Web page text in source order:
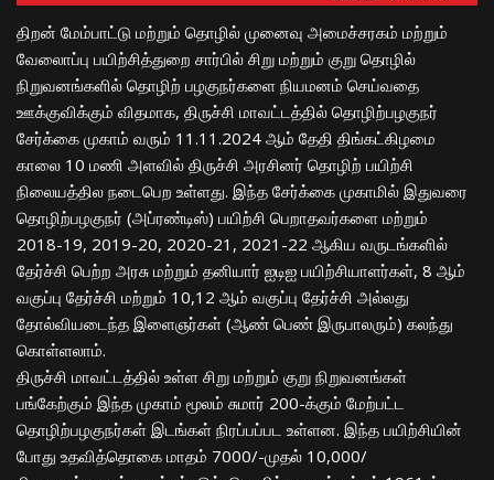
திறன் மேம்பாட்டு மற்றும் தொழில் முனைவு அமைச்சரகம் மற்றும்
வேலைாப்பு பயிற்சித்துறை சார்பில் சிறு மற்றும் குறு தொழில்
நிறுவனங்களில் தொழிற் பழகுநர்களை நியமனம் செய்வதை
ஊக்குவிக்கும் விதமாக, திருச்சி மாவட்டத்தில் தொழிற்பழகுநர்
சேர்க்கை முகாம் வரும் 11.11.2024 ஆம் தேதி திங்கட்கிழமை
காலை 10 மணி அளவில் திருச்சி அரசினர் தொழிற் பயிற்சி
நிலையத்தில நடைபெற உள்ளது. இந்த சேர்க்கை முகாமில் இதுவரை
தொழிற்பழகுநர் (அப்ரண்டிஸ்) பயிற்சி பெறாதவர்களை மற்றும்
2018-19, 2019-20, 2020-21, 2021-22 ஆகிய வருடங்களில்
தேர்ச்சி பெற்ற அரசு மற்றும் தனியார் ஐடிஐ பயிற்சியாளர்கள், 8 ஆம்
வகுப்பு தேர்ச்சி மற்றும் 10,12 ஆம் வகுப்பு தேர்ச்சி அல்லது
தோல்வியடைந்த இளைஞர்கள் (ஆண் பெண் இருபாலரும்) கலந்து
கொள்ளலாம்.
திருச்சி மாவட்டத்தில் உள்ள சிறு மற்றும் குறு நிறுவனங்கள்
பங்கேற்கும் இந்த முகாம் மூலம் சுமார் 200-க்கும் மேற்பட்ட
தொழிற்பழகுநர்கள் இடங்கள் நிரப்பப்பட உள்ளன. இந்த பயிற்சியின்
போது உதவித்தொகை மாதம் 7000/-முதல் 10,000/